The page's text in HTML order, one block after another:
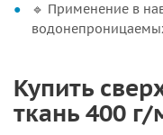
🔹 Применение в
Купить
ткань 400